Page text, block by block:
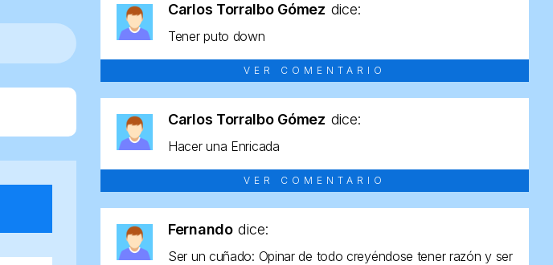
Carlos Torralbo Gómez dice:
Tener puto down
VER COMENTARIO
Carlos Torralbo Gómez dice:
Hacer una Enricada
VER COMENTARIO
Fernando dice:
Ser un cuñado: Opinar de todo creyéndose tener razón y ser